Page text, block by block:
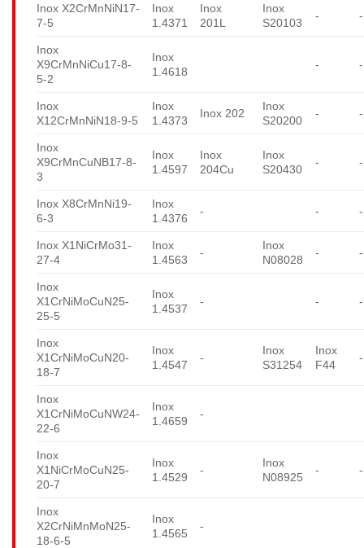
Inox X2CrMnNiN17-
7-5
Inox
1.4371
Inox
201L
Inox
S20103
- -
Inox
X9CrMnNiCu17-8-
5-2
Inox
1.4618
- -
Inox
X12CrMnNiN18-9-5
Inox
1.4373
Inox 202
Inox
S20200
- -
Inox
X9CrMnCuNB17-8-
3
Inox
1.4597
Inox
204Cu
Inox
S20430
- -
Inox X8CrMnNi19-
6-3
Inox
1.4376
- - -
Inox X1NiCrMo31-
27-4
Inox
1.4563
-
Inox
N08028
- -
Inox
X1CrNiMoCuN25-
25-5
Inox
1.4537
- - -
Inox
X1CrNiMoCuN20-
18-7
Inox
1.4547
-
Inox
S31254
Inox
F44
-
Inox
X1CrNiMoCuNW24-
22-6
Inox
1.4659
-
Inox
X1NiCrMoCuN25-
20-7
Inox
1.4529
-
Inox
N08925
- -
Inox
X2CrNiMnMoN25-
18-6-5
Inox
1.4565
-